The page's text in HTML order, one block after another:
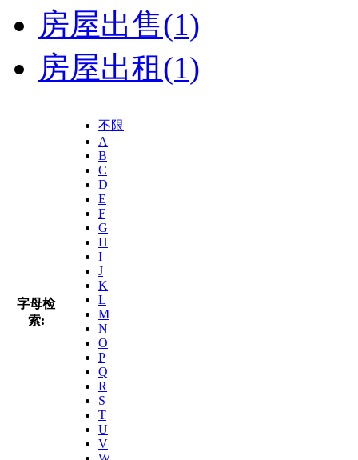
房屋出售(1)
房屋出租(1)
字母检
索:
不限
A
B
C
D
E
F
G
H
I
J
K
L
M
N
O
P
Q
R
S
T
U
V